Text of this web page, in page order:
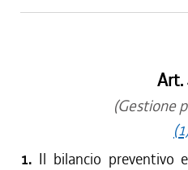
Art.
(Gestione
1. Il bilancio preventivo